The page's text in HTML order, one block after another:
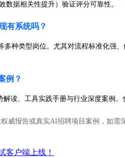
数据相关性提升）验证评分可靠性。
有系统吗？
种类型岗位。尤其对流程标准化强
例？
解读、工具实践手册与行业深度案例。
威报告或真实AI招聘项目案例，如需
客户端上线！